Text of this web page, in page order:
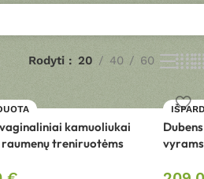
Rodyti 20 40 60
kamuoliukai
raumenų treniruotėms